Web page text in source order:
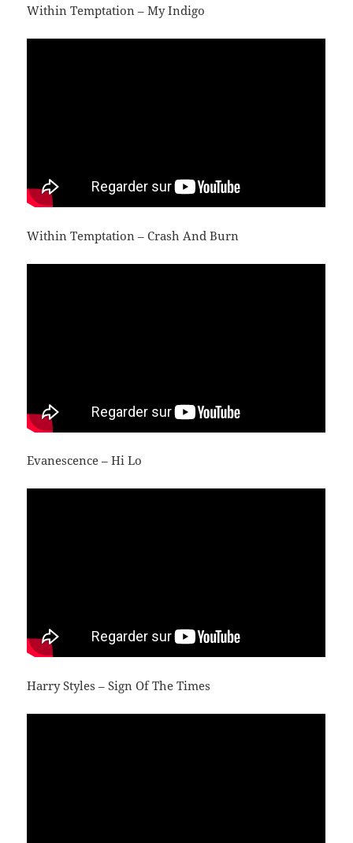
Within Temptation – My Indigo
Within Temptation – Crash And Burn
Evanescence – Hi Lo
Harry Styles – Sign Of The Times